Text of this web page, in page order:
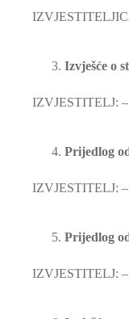
Izvješće o
IZVJESTITELJ: –
Prijedlog
IZVJESTITELJ:
Prijedlog
IZVJESTITELJ: